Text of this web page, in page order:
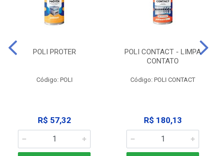
POLI PROTER
Código: POLI
R$ 57,32
POLI CONTACT - LIMPA
CONTATO
Código: POLI CONTACT
R$ 180,13